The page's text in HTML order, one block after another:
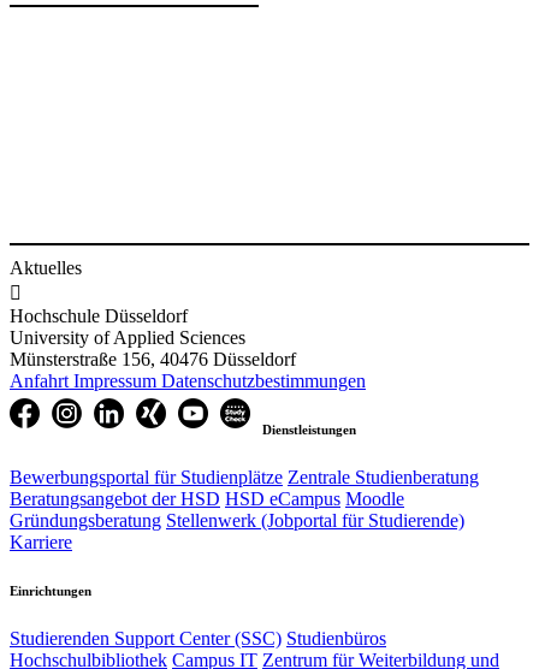
Aktuelles

Hochschule Düsseldorf
University of Applied Sciences
Münsterstraße 156, 40476 Düsseldorf
Anfahrt Impressum Datenschutzbestimmungen
Dienstleistungen
Bewerbungsportal für Studienplätze Zentrale Studienberatung
Beratungsangebot der HSD HSD eCampus Moodle
Gründungsberatung Stellenwerk (Jobportal für Studierende)
Karriere
Einrichtungen
Studierenden Support Center (SSC) Studienbüros
Hochschulbibliothek Campus IT Zentrum für Weiterbildung und